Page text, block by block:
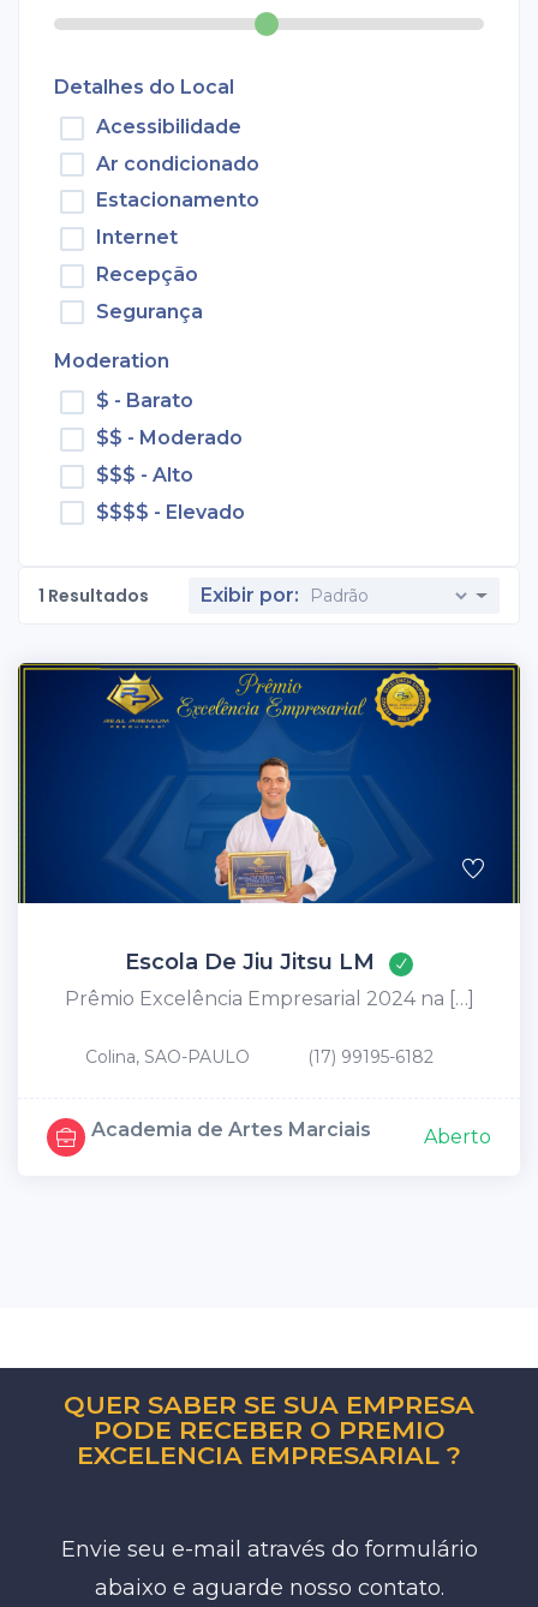
Detalhes do Local
Acessibilidade
Ar condicionado
Estacionamento
Internet
Recepção
Segurança
Moderation
$ - Barato
$$ - Moderado
$$$ - Alto
$$$$ - Elevado
1 Resultados Exibir por:
Escola De Jiu Jitsu LM
Prêmio Excelência Empresarial 2024 na […]
Colina, SAO-PAULO (17) 99195-6182
Academia de Artes Marciais Aberto
QUER SABER SE SUA EMPRESA
PODE RECEBER O PREMIO
EXCELENCIA EMPRESARIAL ?
Envie seu e-mail através do formulário
abaixo e aguarde nosso contato.